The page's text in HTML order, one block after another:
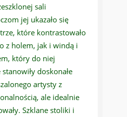
sali
jej ukazało się
które kontrastowało
z holem, jak i windą i
który do niej
doskonałe
artysty z
ale idealnie
Szklane stoliki i